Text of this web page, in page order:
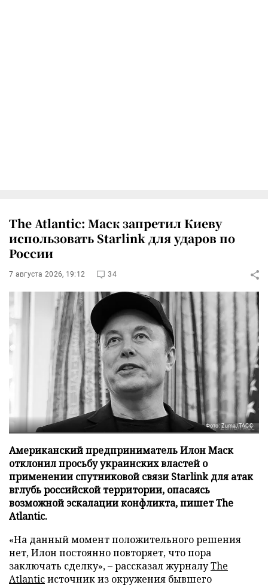
The Atlantic: Маск запретил Киеву
использовать Starlink для ударов по
России
7 августа 2026, 19:12 34
Фото: Zuma/ТАСС
Американский предприниматель Илон Маск
отклонил просьбу украинских властей о
применении спутниковой связи Starlink для атак
вглубь российской территории, опасаясь
возможной эскалации конфликта, пишет The
Atlantic.
«На данный момент положительного решения
нет, Илон постоянно повторяет, что пора
заключать сделку», – рассказал журналуThe
Atlanticисточник из окружения бывшего